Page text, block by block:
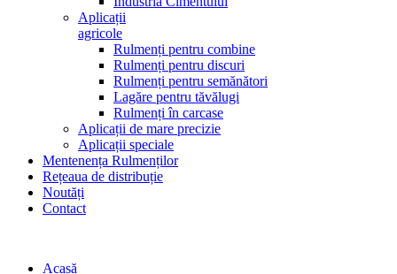
Aplicații
agricole
Rulmenți pentru combine
Rulmenți pentru discuri
Rulmenți pentru semănători
Lagăre pentru tăvălugi
Rulmenți în carcase
Aplicații de mare precizie
Aplicații speciale
Mentenența Rulmenților
Rețeaua de distribuție
Noutăți
Contact
Acasă